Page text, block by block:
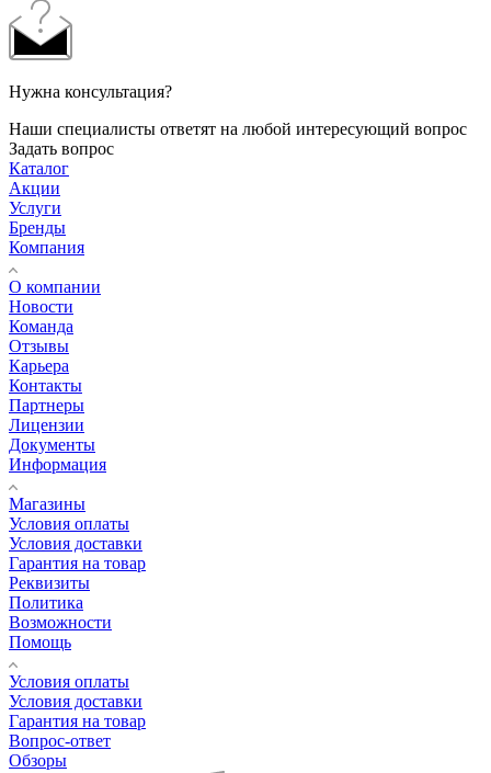
Нужна консультация?
Наши специалисты ответят на любой интересующий вопрос
Задать вопрос
Каталог
Акции
Услуги
Бренды
Компания
О компании
Новости
Команда
Отзывы
Карьера
Контакты
Партнеры
Лицензии
Документы
Информация
Магазины
Условия оплаты
Условия доставки
Гарантия на товар
Реквизиты
Политика
Возможности
Помощь
Условия оплаты
Условия доставки
Гарантия на товар
Вопрос-ответ
Обзоры